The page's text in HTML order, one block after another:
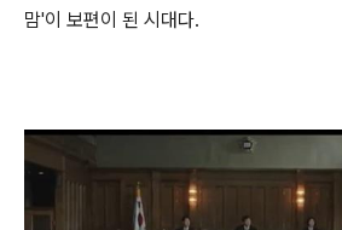
맘'이 보편이 된 시대다.